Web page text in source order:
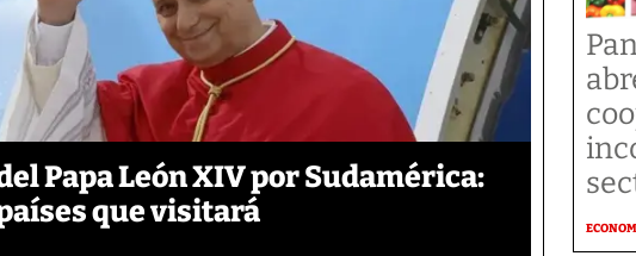
Papa León XIV por Sudamérica:
que visitará